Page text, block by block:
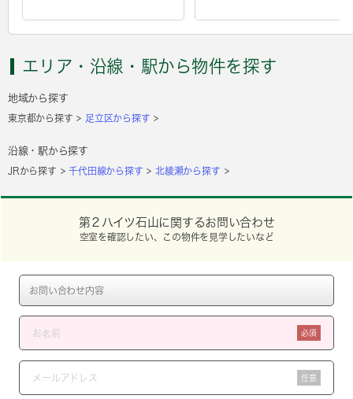
エリア・沿線・駅から物件を探す
地域から探す
東京都から探す 足立区から探す
沿線・駅から探す
JRから探す 千代田線から探す 北綾瀬から探す
第２ハイツ石山に関するお問い合わせ
空室を確認したい、この物件を見学したいなど
必須
任意